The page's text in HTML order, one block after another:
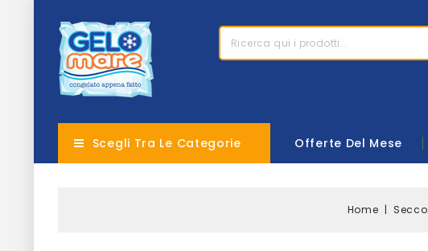
Scegli Tra Le Categorie Offerte Del Mese
Home Secco